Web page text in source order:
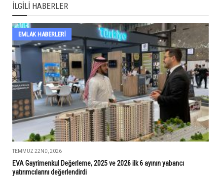
İLGILI HABERLER
EMLAK HABERLERI
TEMMUZ 22ND, 2026
EVA Gayrimenkul Değerleme, 2025 ve 2026 ilk 6 ayının yabancı
yatırımcılarını değerlendirdi